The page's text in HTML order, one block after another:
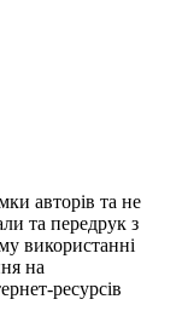
авторів та не
та передрук з
використанні
на
ресурсів